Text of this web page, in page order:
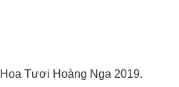
Tươi Hoàng Nga 2019.